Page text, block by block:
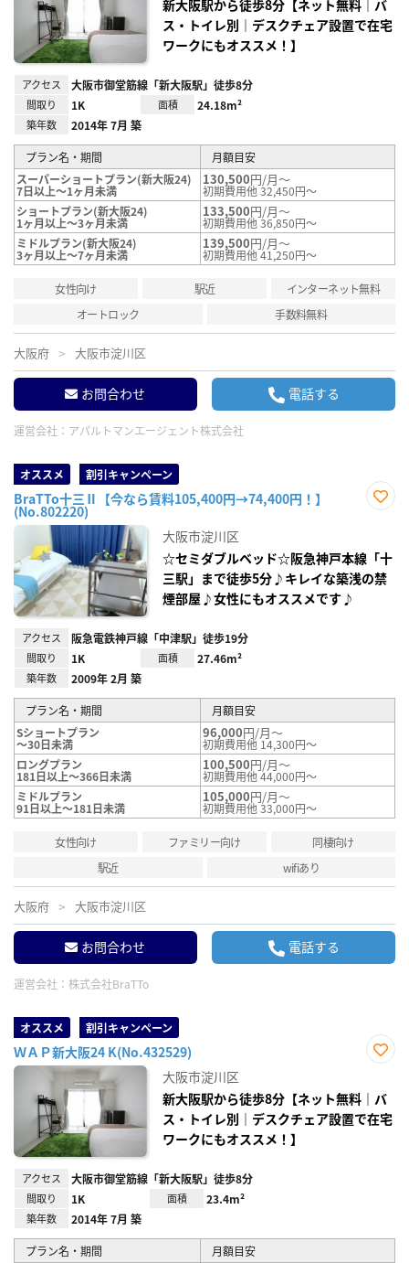
録
新大阪駅から徒歩8分【ネット無料｜バ
ス・トイレ別｜デスクチェア設置で在宅
ワークにもオススメ！】
アクセス 大阪市御堂筋線「新大阪駅」徒歩8分
間取り 1K 面積 24.18m²
築年数 2014年 7月 築
プラン名・期間
月額目安
スーパーショートプラン(新大阪24)
7日以上～1ヶ月未満
130,500円/月～
初期費用他 32,450円～
ショートプラン(新大阪24)
1ヶ月以上～3ヶ月未満
133,500円/月～
初期費用他 36,850円～
ミドルプラン(新大阪24)
3ヶ月以上～7ヶ月未満
139,500円/月～
初期費用他 41,250円～
女性向け 駅近
インターネット無料
オートロック
手数料無料
大阪府 大阪市淀川区
お問合わせ 電話する
運営会社： アパルトマンエージェント株式会社
オススメ 割引キャンペーン
BraTTo十三Ⅱ【今なら賃料105,400円→74,400円！】
(No.802220)
録
大阪市淀川区
☆セミダブルベッド☆阪急神戸本線「十
三駅」まで徒歩5分♪キレイな築浅の禁
煙部屋♪女性にもオススメです♪
アクセス 阪急電鉄神戸線「中津駅」徒歩19分
間取り 1K 面積 27.46m²
築年数 2009年 2月 築
プラン名・期間
月額目安
Sショートプラン
～30日未満
96,000円/月～
初期費用他 14,300円～
ロングプラン
181日以上～366日未満
100,500円/月～
初期費用他 44,000円～
ミドルプラン
91日以上～181日未満
105,000円/月～
初期費用他 33,000円～
女性向け ファミリー向け
同棲向け
駅近
wifiあり
大阪府 大阪市淀川区
お問合わせ 電話する
運営会社： 株式会社BraTTo
オススメ 割引キャンペーン
ＷＡＰ新大阪24 K(No.432529)
り登
録
大阪市淀川区
新大阪駅から徒歩8分【ネット無料｜バ
ス・トイレ別｜デスクチェア設置で在宅
ワークにもオススメ！】
アクセス 大阪市御堂筋線「新大阪駅」徒歩8分
間取り 1K 面積 23.4m²
築年数 2014年 7月 築
プラン名・期間
月額目安